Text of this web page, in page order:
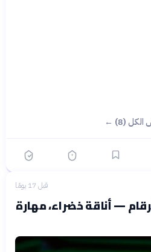
(8) ←
قبل 17 يومًا
— أناقة خضراء، مهارة